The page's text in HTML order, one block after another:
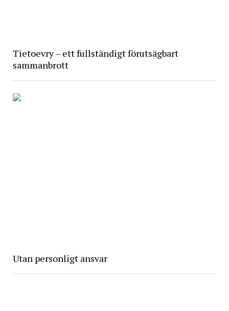
Tietoevry – ett fullständigt förutsägbart
sammanbrott
Utan personligt ansvar